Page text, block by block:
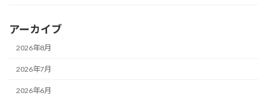
アーカイブ
2026年8月
2026年7月
2026年6月